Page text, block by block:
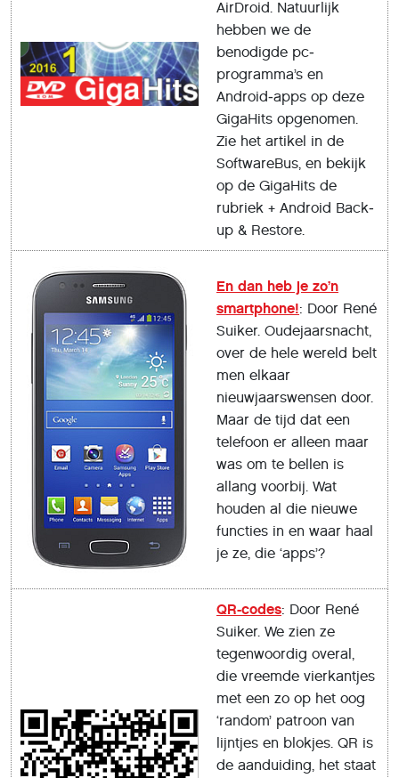
AirDroid. Natuurlijk
hebben we de
benodigde pc‐
programma’s en
Android‐apps op deze
GigaHits opgenomen.
Zie het artikel in de
SoftwareBus, en bekijk
op de GigaHits de
rubriek + Android Back‐
up & Restore.
En dan heb je zo’n
smartphone!: Door René
Suiker. Oudejaarsnacht,
over de hele wereld belt
men elkaar
nieuwjaarswensen door.
Maar de tijd dat een
telefoon er alleen maar
was om te bellen is
allang voorbij. Wat
houden al die nieuwe
functies in en waar haal
je ze, die ‘apps’?
QR-codes: Door René
Suiker. We zien ze
tegenwoordig overal,
die vreemde vierkantjes
met een zo op het oog
‘random’ patroon van
lijntjes en blokjes. QR is
de aanduiding, het staat